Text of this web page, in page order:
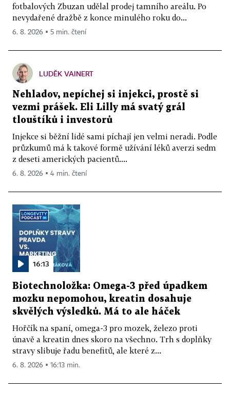
fotbalových Zbuzan udělal prodej tamního areálu. Po
nevydařené dražbě z konce minulého roku do...
6. 8. 2026 ▪ 5 min. čtení
LUDĚK VAINERT
Nehladov, nepíchej si injekci, prostě si
vezmi prášek. Eli Lilly má svatý grál
tlouštíků i investorů
Injekce si běžní lidé sami píchají jen velmi neradi. Podle
průzkumů má k takové formě užívání léků averzi sedm
z deseti amerických pacientů....
6. 8. 2026 ▪ 4 min. čtení
16:13
Biotechnoložka: Omega-3 před úpadkem
mozku nepomohou, kreatin dosahuje
skvělých výsledků. Má to ale háček
Hořčík na spaní, omega-3 pro mozek, železo proti
únavě a kreatin dnes skoro na všechno. Trh s doplňky
stravy slibuje řadu benefitů, ale které z...
6. 8. 2026 ▪ 16:13 min.